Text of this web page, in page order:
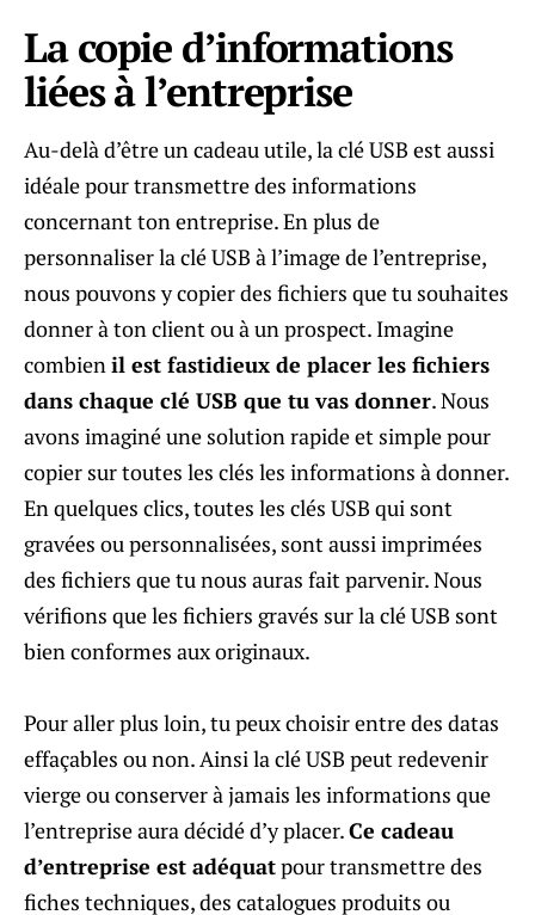
La copie d’informations
liées à l’entreprise
Au-delà d’être un cadeau utile, la clé USB est aussi
idéale pour transmettre des informations
concernant ton entreprise. En plus de
personnaliser la clé USB à l’image de l’entreprise,
nous pouvons y copier des fichiers que tu souhaites
donner à ton client ou à un prospect. Imagine
combienil est fastidieux de placer les fichiers
dans chaque clé USB que tu vas donner. Nous
avons imaginé une solution rapide et simple pour
copier sur toutes les clés les informations à donner.
En quelques clics, toutes les clés USB qui sont
gravées ou personnalisées, sont aussi imprimées
des fichiers que tu nous auras fait parvenir. Nous
vérifions que les fichiers gravés sur la clé USB sont
bien conformes aux originaux.
Pour aller plus loin, tu peux choisir entre des datas
effaçables ou non. Ainsi la clé USB peut redevenir
vierge ou conserver à jamais les informations que
l’entreprise aura décidé d’y placer.Ce cadeau
d’entreprise est adéquatpour transmettre des
fiches techniques, des catalogues produits ou